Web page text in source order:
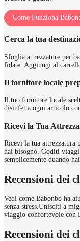
Come Funziona
Cerca la tua
Sfoglia attrezzature per
fidate. Aggiungi al
Il fornitore locale
Il tuo fornitore locale
disinfetta ogni articolo
Ricevi la Tua
Ricevi la tua attrezzatura
hai bisogno. Goditi
semplicemente quando
Recensioni dei
Vedi come Babonbo ha
senza stress.Unisciti a
viaggio confortevole con
Recensioni dei